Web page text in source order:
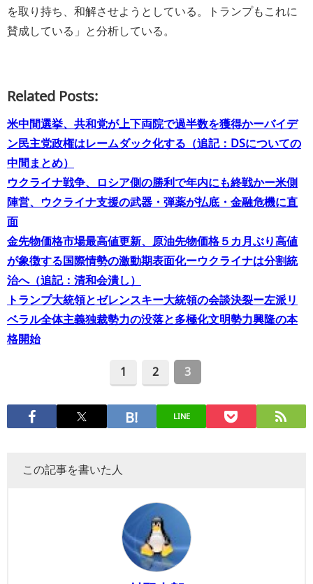
を取り持ち、和解させようとしている。トランプもこれに
賛成している」と分析している。
Related Posts:
米中間選挙、共和党が上下両院で過半数を獲得かーバイデ
ン民主党政権はレームダック化する（追記：DSについての
中間まとめ）
ウクライナ戦争、ロシア側の勝利で年内にも終戦かー米側
陣営、ウクライナ支援の武器・弾薬が払底・金融危機に直
面
金先物価格市場最高値更新、原油先物価格５カ月ぶり高値
が象徴する国際情勢の激動期表面化ーウクライナは分割統
治へ（追記：清和会潰し）
トランプ大統領とゼレンスキー大統領の会談決裂ー左派リ
ベラル全体主義独裁勢力の没落と多極化文明勢力興隆の本
格開始
1 2 3
LINE
この記事を書いた人